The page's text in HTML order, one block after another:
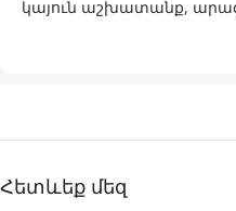
կայուն աշխատանք,
Հետևեք մեզ